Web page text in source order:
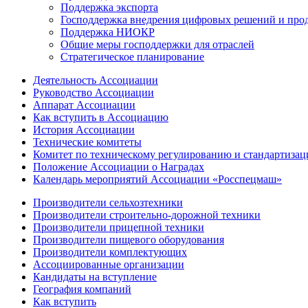
Поддержка экспорта
Господдержка внедрения цифровых решений и
Поддержка НИОКР
Общие меры господдержки для отраслей
Стратегическое планирование
Деятельность Ассоциации
Руководство Ассоциации
Аппарат Ассоциации
Как вступить в Ассоциацию
История Ассоциации
Технические комитеты
Комитет по техническому регулированию и
Положение Ассоциации о Наградах
Календарь мероприятий Ассоциации «Росспецмаш»
Производители сельхозтехники
Производители строительно-дорожной техники
Производители прицепной техники
Производители пищевого оборудования
Производители комплектующих
Ассоциированные организации
Кандидаты на вступление
География компаний
Как вступить